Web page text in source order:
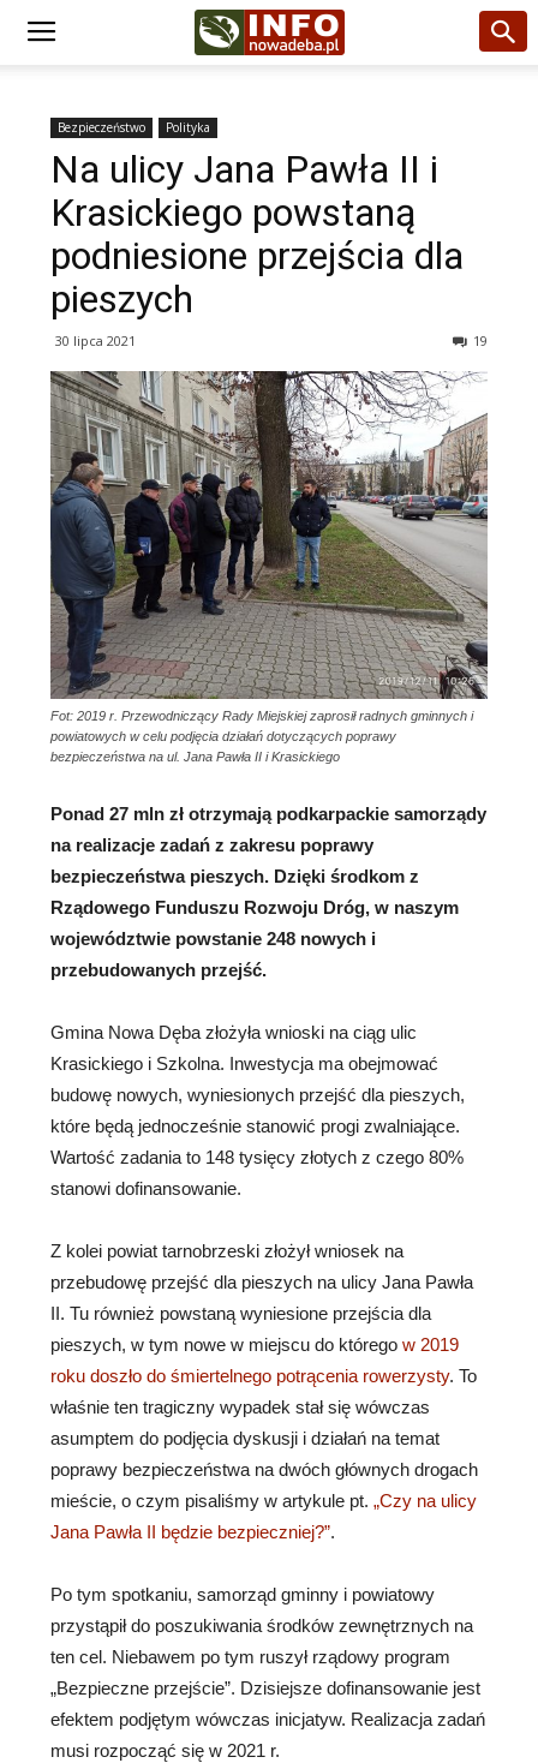
Bezpieczeństwo Polityka
Na ulicy Jana Pawła II i
Krasickiego powstaną
podniesione przejścia dla
pieszych
30 lipca 2021 19
Fot: 2019 r. Przewodniczący Rady Miejskiej zaprosił radnych gminnych i
powiatowych w celu podjęcia działań dotyczących poprawy
bezpieczeństwa na ul. Jana Pawła II i Krasickiego
Ponad 27 mln zł otrzymają podkarpackie samorządy
na realizacje zadań z zakresu poprawy
bezpieczeństwa pieszych. Dzięki środkom z
Rządowego Funduszu Rozwoju Dróg, w naszym
województwie powstanie 248 nowych i
przebudowanych przejść.
Gmina Nowa Dęba złożyła wnioski na ciąg ulic
Krasickiego i Szkolna. Inwestycja ma obejmować
budowę nowych, wyniesionych przejść dla pieszych,
które będą jednocześnie stanowić progi zwalniające.
Wartość zadania to 148 tysięcy złotych z czego 80%
stanowi dofinansowanie.
Z kolei powiat tarnobrzeski złożył wniosek na
przebudowę przejść dla pieszych na ulicy Jana Pawła
II. Tu również powstaną wyniesione przejścia dla
pieszych, w tym nowe w miejscu do którego w 2019
roku doszło do śmiertelnego potrącenia rowerzysty. To
właśnie ten tragiczny wypadek stał się wówczas
asumptem do podjęcia dyskusji i działań na temat
poprawy bezpieczeństwa na dwóch głównych drogach
mieście, o czym pisaliśmy w artykule pt. „Czy na ulicy
Jana Pawła II będzie bezpieczniej?”.
Po tym spotkaniu, samorząd gminny i powiatowy
przystąpił do poszukiwania środków zewnętrznych na
ten cel. Niebawem po tym ruszył rządowy program
„Bezpieczne przejście”. Dzisiejsze dofinansowanie jest
efektem podjętym wówczas inicjatyw. Realizacja zadań
musi rozpocząć się w 2021 r.